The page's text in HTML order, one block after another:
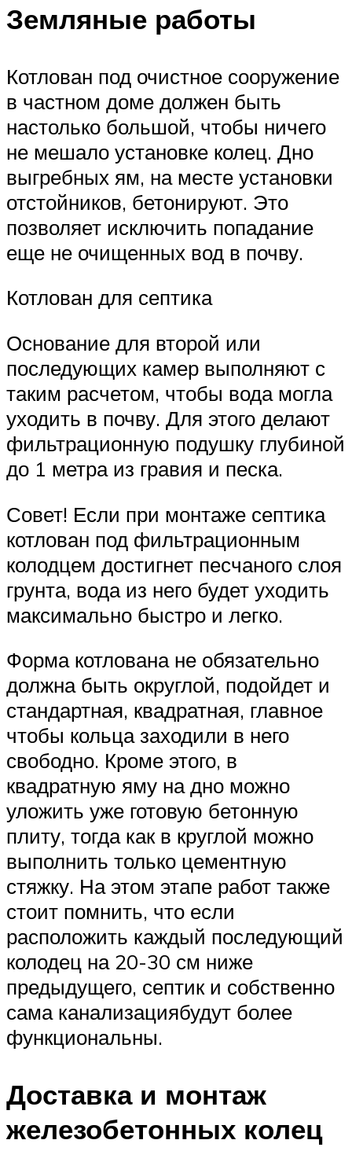
Земляные работы
Котлован под очистное сооружение
в частном доме должен быть
настолько большой, чтобы ничего
не мешало установке колец. Дно
выгребных ям, на месте установки
отстойников, бетонируют. Это
позволяет исключить попадание
еще не очищенных вод в почву.
Котлован для септика
Основание для второй или
последующих камер выполняют с
таким расчетом, чтобы вода могла
уходить в почву. Для этого делают
фильтрационную подушку глубиной
до 1 метра из гравия и песка.
Совет! Если при монтаже септика
котлован под фильтрационным
колодцем достигнет песчаного слоя
грунта, вода из него будет уходить
максимально быстро и легко.
Форма котлована не обязательно
должна быть округлой, подойдет и
стандартная, квадратная, главное
чтобы кольца заходили в него
свободно. Кроме этого, в
квадратную яму на дно можно
уложить уже готовую бетонную
плиту, тогда как в круглой можно
выполнить только цементную
стяжку. На этом этапе работ также
стоит помнить, что если
расположить каждый последующий
колодец на 20-30 см ниже
предыдущего, септик и собственно
сама канализациябудут более
функциональны.
Доставка и монтаж
железобетонных колец